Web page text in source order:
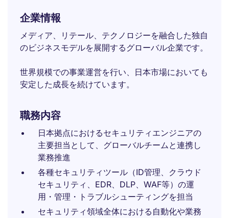
企業情報
メディア、リテール、テクノロジーを融合した独自
のビジネスモデルを展開するグローバル企業です。
世界規模での事業運営を行い、日本市場においても
安定した成長を続けています。
職務内容
日本拠点におけるセキュリティエンジニアの
主要担当として、グローバルチームと連携し
業務推進
各種セキュリティツール（ID管理、クラウド
セキュリティ、EDR、DLP、WAF等）の運
用・管理・トラブルシューティングを担当
セキュリティ領域全体における自動化や業務